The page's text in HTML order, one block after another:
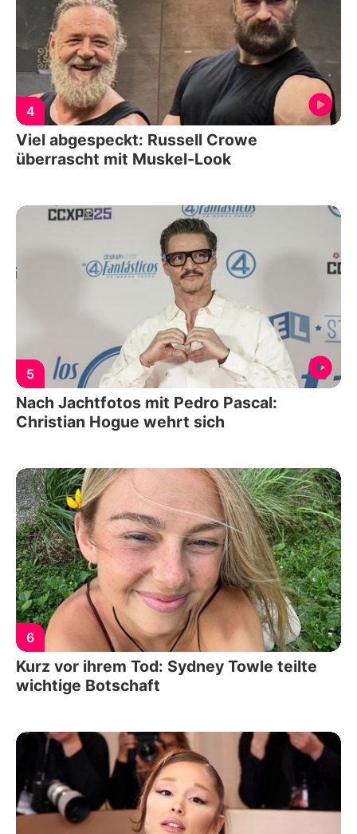
4
Viel abgespeckt: Russell Crowe
überrascht mit Muskel-Look
5
Nach Jachtfotos mit Pedro Pascal:
Christian Hogue wehrt sich
6
Kurz vor ihrem Tod: Sydney Towle teilte
wichtige Botschaft